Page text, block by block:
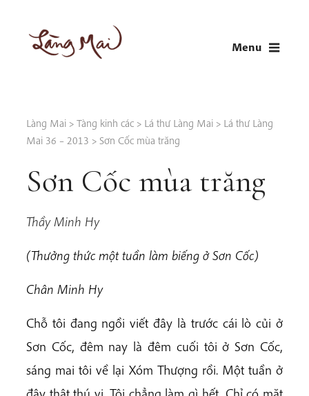
content
Menu
Làng Mai > Tàng kinh các > Lá thư Làng Mai > Lá thư Làng
Mai 36 – 2013 > Sơn Cốc mùa trăng
Sơn Cốc mùa trăng
Thầy Minh Hy
(Thưởng thức một tuần làm biếng ở Sơn Cốc)
Chân Minh Hy
Chỗ tôi đang ngồi viết đây là trước cái lò củi ở
Sơn Cốc, đêm nay là đêm cuối tôi ở Sơn Cốc,
sáng mai tôi về lại Xóm Thượng rồi. Một tuần ở